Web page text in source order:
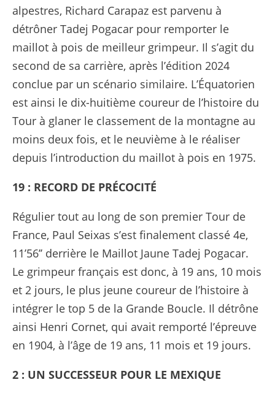
alpestres, Richard Carapaz est parvenu à
détrôner Tadej Pogacar pour remporter le
maillot à pois de meilleur grimpeur. Il s’agit du
second de sa carrière, après l’édition 2024
conclue par un scénario similaire. L’Équatorien
est ainsi le dix-huitième coureur de l’histoire du
Tour à glaner le classement de la montagne au
moins deux fois, et le neuvième à le réaliser
depuis l’introduction du maillot à pois en 1975.
19 : RECORD DE PRÉCOCITÉ
Régulier tout au long de son premier Tour de
France, Paul Seixas s’est finalement classé 4e,
11’56’’ derrière le Maillot Jaune Tadej Pogacar.
Le grimpeur français est donc, à 19 ans, 10 mois
et 2 jours, le plus jeune coureur de l’histoire à
intégrer le top 5 de la Grande Boucle. Il détrône
ainsi Henri Cornet, qui avait remporté l’épreuve
en 1904, à l’âge de 19 ans, 11 mois et 19 jours.
2 : UN SUCCESSEUR POUR LE MEXIQUE